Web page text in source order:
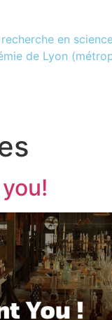
en
de Lyon